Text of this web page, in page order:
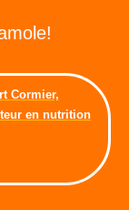
Cormier,
en nutrition